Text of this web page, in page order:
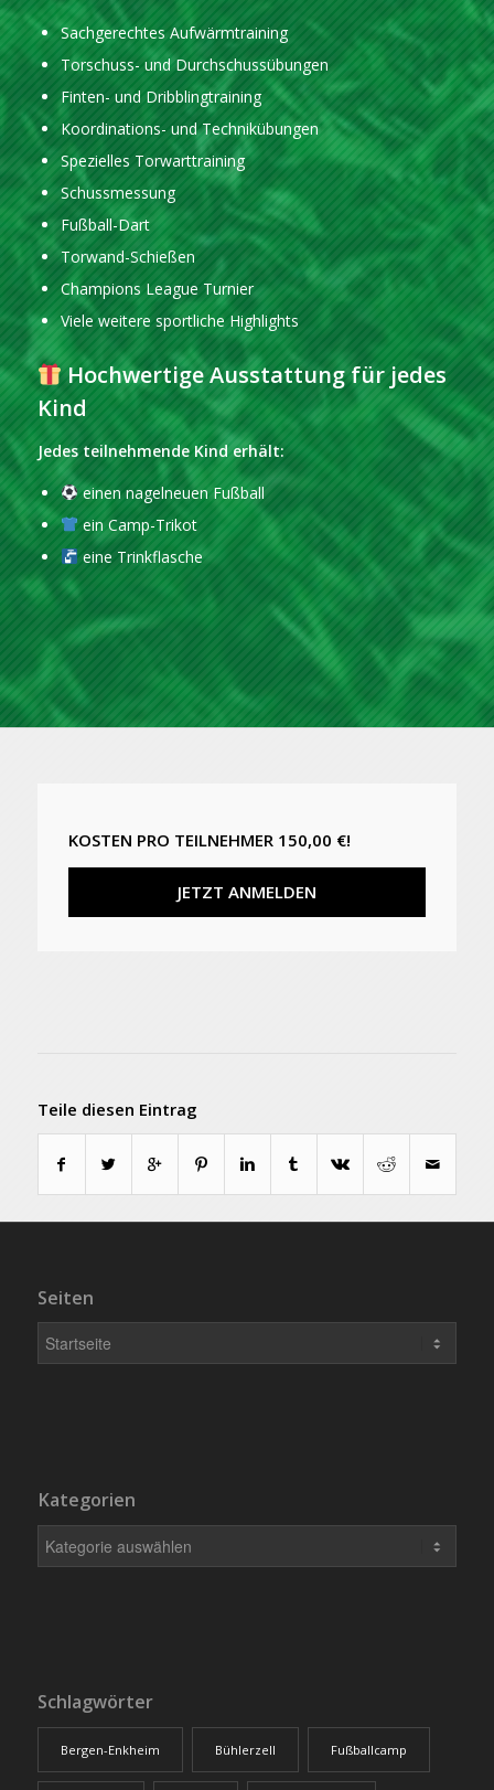
Sachgerechtes Aufwärmtraining
Torschuss- und Durchschussübungen
Finten- und Dribblingtraining
Koordinations- und Technikübungen
Spezielles Torwarttraining
Schussmessung
Fußball-Dart
Torwand-Schießen
Champions League Turnier
Viele weitere sportliche Highlights
Hochwertige Ausstattung für jedes
Kind
Jedes teilnehmende Kind erhält:
einen nagelneuen Fußball
ein Camp-Trikot
eine Trinkflasche
KOSTEN PRO TEILNEHMER 150,00 €!
JETZT ANMELDEN
Teile diesen Eintrag
Seiten
Kategorien
Schlagwörter
Bergen-Enkheim Bühlerzell Fußballcamp